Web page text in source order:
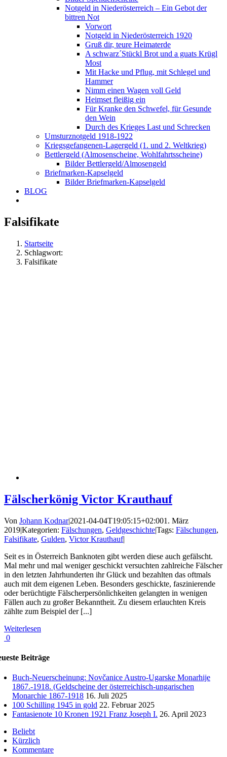
Notgeld in Niederösterreich – Ein Gebot der
bittren Not
Vorwort
Notgeld in Niederösterreich 1920
Gruß dir, teure Heimaterde
A schwarz´Stückl Brot und a guats Krügl
Most
Mit Hacke und Pflug, mit Schlegel und
Hammer
Nimm einen Wagen voll Geld
Heimset fleißig ein
Für Kranke den Schwefel, für Gesunde
den Wein
Durch des Krieges Last und Schrecken
Umsturznotgeld 1918-1922
Kriegsgefangenen-Lagergeld (1. und 2. Weltkrieg)
Bettlergeld (Almosenscheine, Wohlfahrtsscheine)
Bilder Bettlergeld/Almosengeld
Briefmarken-Kapselgeld
Bilder Briefmarken-Kapselgeld
BLOG
Falsifikate
Startseite
Schlagwort:
Falsifikate
Fälscherkönig Victor Krauthauf
Von Johann Kodnar|2021-04-04T19:05:15+02:001. März
2019|Kategorien: Fälschungen, Geldgeschichte|Tags: Fälschungen,
Falsifikate, Gulden, Victor Krauthauf|
Seit es in Österreich Banknoten gibt werden diese auch gefälscht.
Mal mehr und mal weniger geschickt versuchten zahlreiche Fälscher
in den letzten Jahrhunderten ihr Glück und bezahlten das oftmals
auch mit dem eigenen Leben. Besonders geschickte, faszinierende
oder berüchtigte Fälscherpersönlichkeiten gelangten in wenigen
Fällen auch zu großer Bekanntheit. Zu diesem erlauchten Kreis
zählte zum Beispiel der [...]
Weiterlesen
0
Beiträge
Buch-Neuerscheinung: Novčanice Austro-Ugarske Monarhije
1867.-1918. (Geldscheine der österreichisch-ungarischen
Monarchie 1867-1918 16. Juli 2025
100 Schilling 1945 in gold 22. Februar 2025
Fantasienote 10 Kronen 1921 Franz Joseph I. 26. April 2023
Beliebt
Kürzlich
Kommentare